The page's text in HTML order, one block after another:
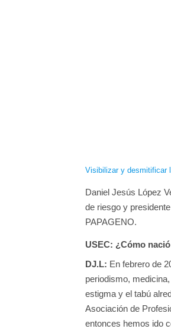
Visibilizar y desmitificar
Daniel Jesús López
de riesgo y
PAPAGENO.
USEC: ¿Cómo
DJ.L: En febrero de
periodismo,
estigma y el tabú
Asociación de
entonces hemos ido